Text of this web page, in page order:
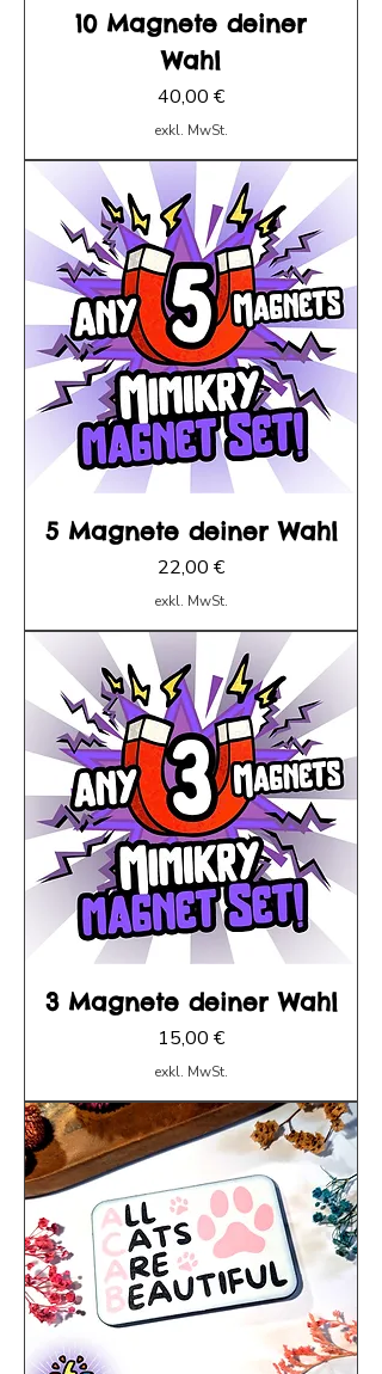
10 Magnete deiner
Wahl
Preis
40,00 €
exkl. MwSt.
5 Magnete deiner Wahl
Preis
22,00 €
exkl. MwSt.
3 Magnete deiner Wahl
Preis
15,00 €
exkl. MwSt.